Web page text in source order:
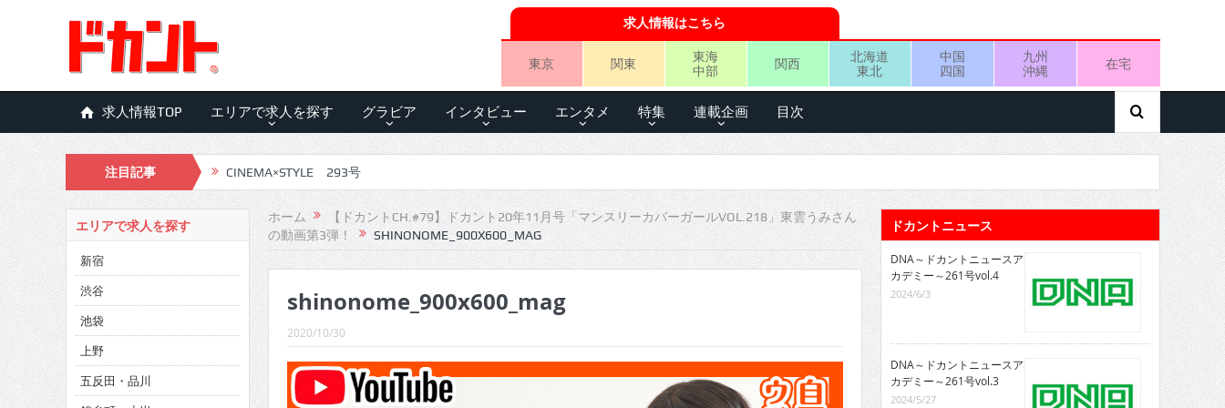
求人情報はこちら
東京 関東
東海
中部
関西
北海道
東北
中国
四国
九州
沖縄
在宅
求人情報TOP エリアで求人を探す グラビア インタビュー エンタメ 特集 連載企画 目次
注目記事 CINEMA×STYLE 292号
CINEMA×STYLE 291号
CINEMA×STYLE 290号
CINEMA×STYLE 289号
CINEMA×STYLE 288号
CINEMA×STYLE 287号
CINEMA×STYLE 286号
ホーム
【ドカントCH.#79】ドカント20年11月号「マンスリーカバーガールVOL.218」東雲うみさん
の動画第3弾！
SHINONOME_900X600_MAG
shinonome_900x600_mag
2020/10/30
エリアで求人を探す
新宿
渋谷
池袋
上野
五反田・品川
ドカントニュース
DNA～ドカントニュースア
カデミー～261号vol.4
2024/6/3
DNA～ドカントニュースア
カデミー～261号vol.3
2024/5/27